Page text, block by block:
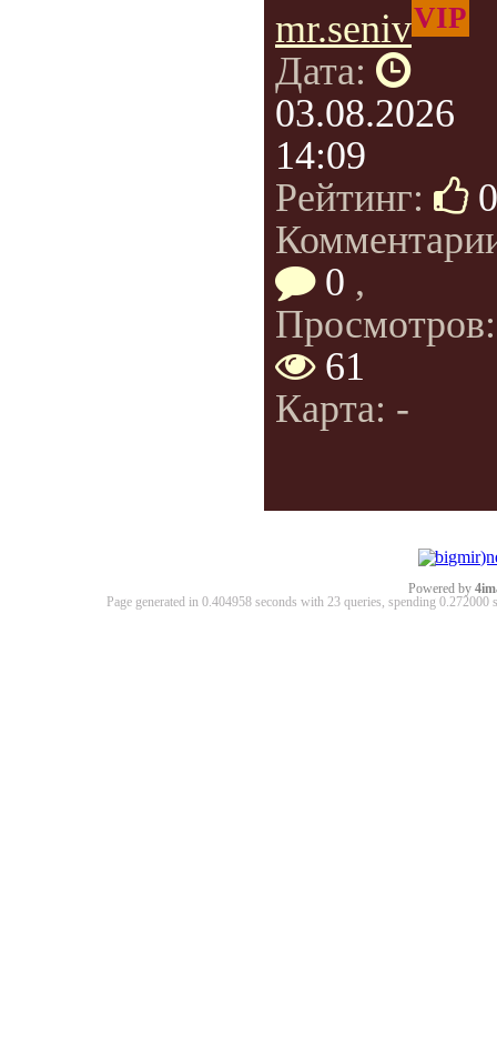
mr.senivVIP
Дата:
03.08.2026
14:09
Рейтинг:
0
0 ,
Просмотров:
61
Карта: -
Powered by
Page generated in 0.404958 seconds with 23 queries, spending